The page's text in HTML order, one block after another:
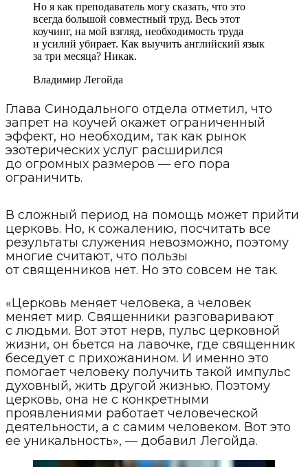
Но я как преподаватель могу сказать, что это
всегда большой совместный труд. Весь этот
коучинг, на мой взгляд, необходимость труда
и усилий убирает. Как выучить английский язык
за три месяца? Никак.
Владимир Легойда
Глава Синодального отдела отметил, что
запрет на коучей окажет ограниченный
эффект, но необходим, так как рынок
эзотерических услуг расширился
до огромных размеров — его пора
ограничить.
В сложный период на помощь может прийти
церковь. Но, к сожалению, посчитать все
результаты служения невозможно, поэтому
многие считают, что пользы
от священников нет. Но это совсем не так.
«Церковь меняет человека, а человек
меняет мир. Священники разговаривают
с людьми. Вот этот нерв, пульс церковной
жизни, он бьется на лавочке, где священник
беседует с прихожанином. И именно это
помогает человеку получить такой импульс
духовный, жить другой жизнью. Поэтому
церковь, она не с конкретными
проявлениями работает человеческой
деятельности, а с самим человеком. Вот это
ее уникальность», — добавил Легойда.